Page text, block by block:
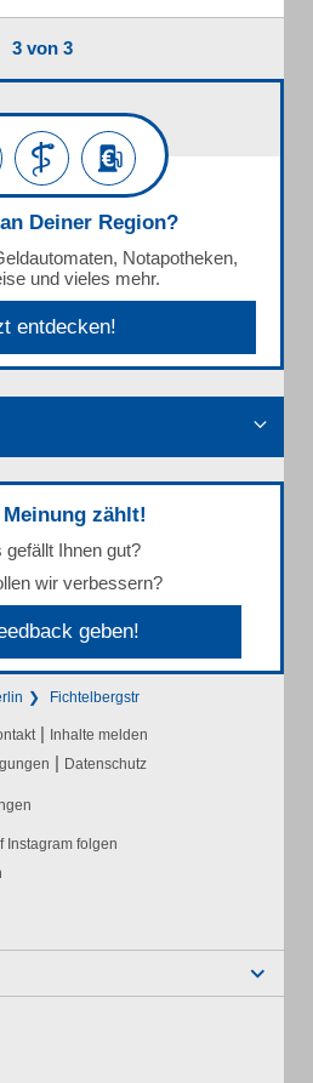
3 von 3
Deiner Region?
Notapotheken,
und vieles mehr.
entdecken!
zählt!
gefällt Ihnen gut?
wir verbessern?
geben!
Fichtelbergstr
| Inhalte melden
| Datenschutz
Instagram folgen